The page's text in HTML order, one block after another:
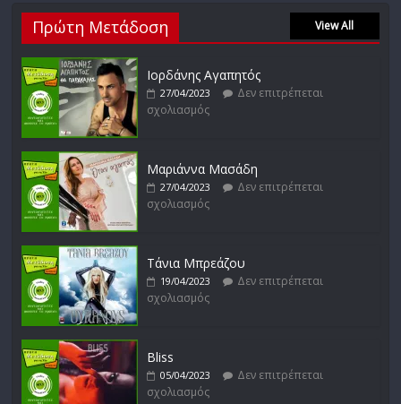
17/02/2023
σχολιασμός
Μικρές Περιπλανήσεις
σχολιασμός
σχολιασμός
Πρώτη Μετάδοση View All
Ιορδάνης Αγαπητός
27/04/2023
Δεν επιτρέπεται
σχολιασμός
Μαριάννα Μασάδη
27/04/2023
Δεν επιτρέπεται
σχολιασμός
Τάνια Μπρεάζου
19/04/2023
Δεν επιτρέπεται
σχολιασμός
Bliss
05/04/2023
Δεν επιτρέπεται
σχολιασμός